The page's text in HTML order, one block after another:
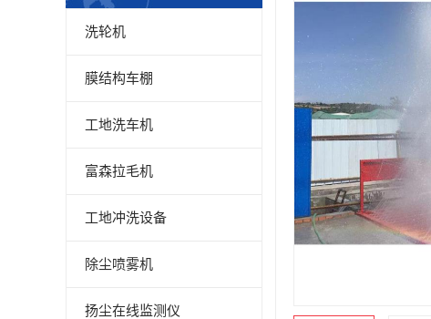
洗轮机
膜结构车棚
工地洗车机
富森拉毛机
工地冲洗设备
除尘喷雾机
扬尘在线监测仪